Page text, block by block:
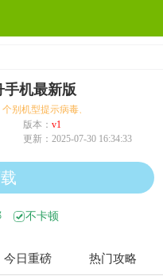
手机最新版
机型提示病毒、木马、危险，均为误
版本： v1
更新： 2025-07-30 16:34:33
不卡顿
今日重磅 热门攻略